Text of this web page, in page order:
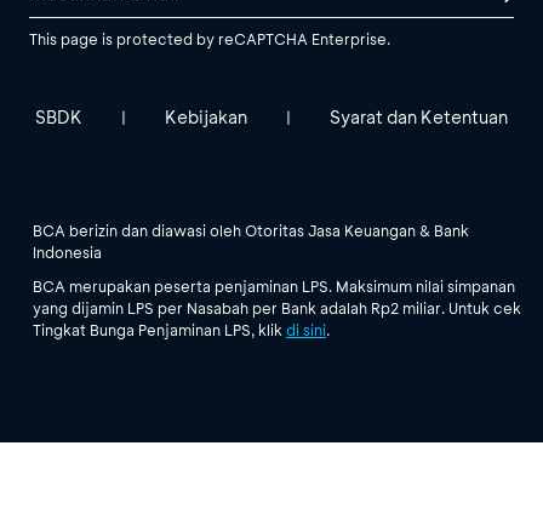
This page is protected by reCAPTCHA Enterprise.
SBDK | Kebijakan | Syarat dan Ketentuan
BCA berizin dan diawasi oleh Otoritas Jasa Keuangan & Bank
Indonesia
BCA merupakan peserta penjaminan LPS. Maksimum nilai simpanan
yang dijamin LPS per Nasabah per Bank adalah Rp2 miliar. Untuk cek
Tingkat Bunga Penjaminan LPS, klik di sini.